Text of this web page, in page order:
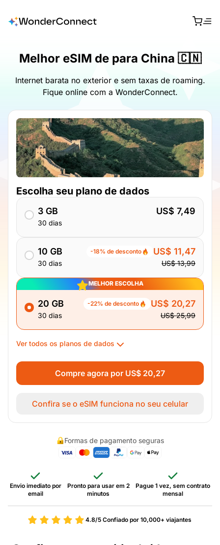
Melhor eSIM de para China 🇨🇳
Internet barata no exterior e sem taxas de roaming.
Fique online com a WonderConnect.
Escolha seu plano de dados
3 GB
30 dias
US$ 7,49
10 GB
30 dias
-18% de desconto US$ 11,47
US$ 13,99
MELHOR ESCOLHA
20 GB
30 dias
-22% de desconto US$ 20,27
US$ 25,99
Ver todos os planos de dados
Compre agora por US$ 20,27
Confira se o eSIM funciona no seu celular
Formas de pagamento seguras
Envio imediato por
email
Pronto para usar em 2
minutos
Pague 1 vez, sem contrato
mensal
4.8/5 Confiado por 10,000+ viajantes